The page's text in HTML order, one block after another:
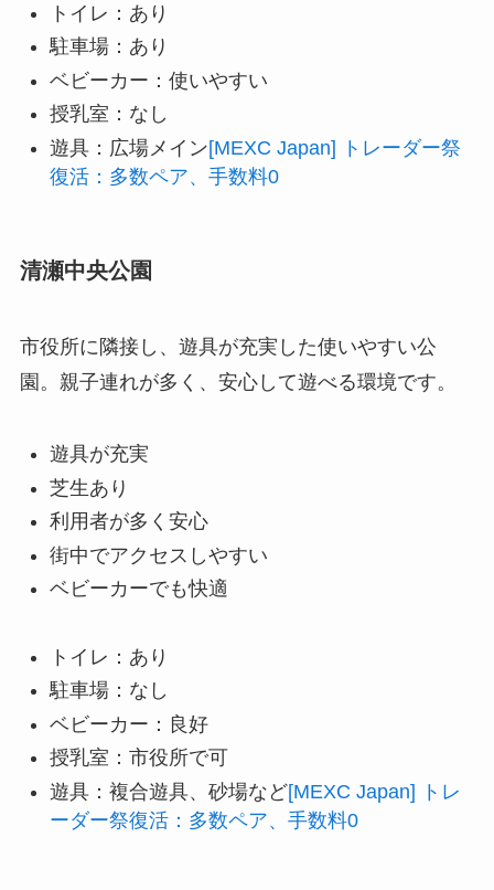
トイレ：あり
駐車場：あり
ベビーカー：使いやすい
授乳室：なし
遊具：広場メイン[MEXC Japan] トレーダー祭
復活：多数ペア、手数料0
清瀬中央公園
市役所に隣接し、遊具が充実した使いやすい公
園。親子連れが多く、安心して遊べる環境です。
遊具が充実
芝生あり
利用者が多く安心
街中でアクセスしやすい
ベビーカーでも快適
トイレ：あり
駐車場：なし
ベビーカー：良好
授乳室：市役所で可
遊具：複合遊具、砂場など[MEXC Japan] トレ
ーダー祭復活：多数ペア、手数料0